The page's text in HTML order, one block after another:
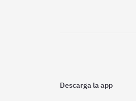
Descarga la app